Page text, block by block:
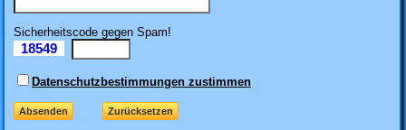
Sicherheitscode gegen Spam!
18549
Datenschutzbestimmungen zustimmen